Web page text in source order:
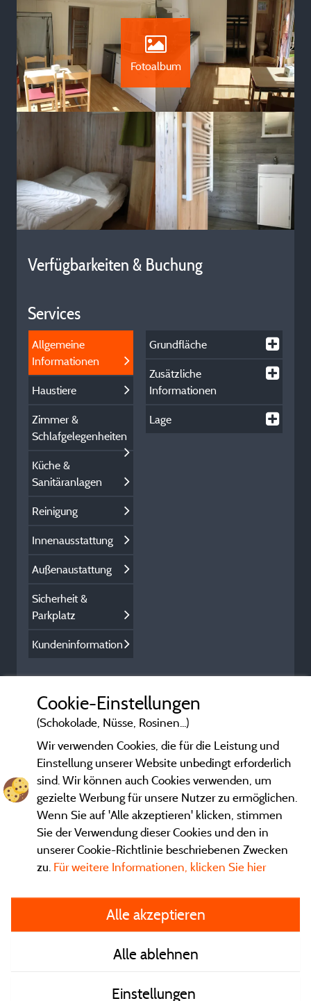
Fotoalbum
Verfügbarkeiten & Buchung
Services
Allgemeine
Informationen
Haustiere
Zimmer &
Schlafgelegenheiten
Küche &
Sanitäranlagen
Reinigung
Innenausstattung
Außenaustattung
Sicherheit &
Parkplatz
Kundeninformation
Grundfläche
Zusätzliche
Informationen
Lage
Gesetzliche Bedingungen
Herausgeberinformationen und Adressen
Kontakt
AGB
Cookie-Einstellungen
(Schokolade, Nüsse, Rosinen...)
Wir verwenden Cookies, die für die Leistung und
Einstellung unserer Website unbedingt erforderlich
sind. Wir können auch Cookies verwenden, um
gezielte Werbung für unsere Nutzer zu ermöglichen.
Wenn Sie auf 'Alle akzeptieren' klicken, stimmen
Sie der Verwendung dieser Cookies und den in
unserer Cookie-Richtlinie beschriebenen Zwecken
zu. Für weitere Informationen, klicken Sie hier
Alle akzeptieren
Alle ablehnen
Einstellungen